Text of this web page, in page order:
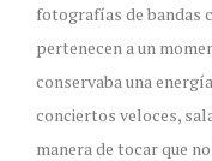
fotografías de bandas
pertenecen a un
conservaba una
conciertos veloces,
manera de tocar que